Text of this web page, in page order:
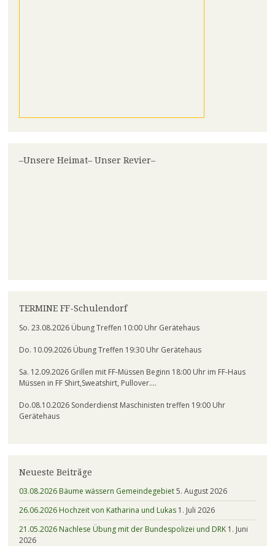
–Unsere Heimat– Unser Revier–
TERMINE FF-Schulendorf
So. 23.08.2026 Übung Treffen 10:00 Uhr Gerätehaus
Do. 10.09.2026 Übung Treffen 19:30 Uhr Gerätehaus
Sa. 12.09.2026 Grillen mit FF-Müssen Beginn 18:00 Uhr im FF-Haus
Müssen in FF Shirt,Sweatshirt, Pullover….
Do.08.10.2026 Sonderdienst Maschinisten treffen 19:00 Uhr
Gerätehaus
Neueste Beiträge
03.08.2026 Bäume wässern Gemeindegebiet5. August 2026
26.06.2026 Hochzeit von Katharina und Lukas 1. Juli 2026
21.05.2026 Nachlese Übung mit der Bundespolizei und DRK 1. Juni
2026